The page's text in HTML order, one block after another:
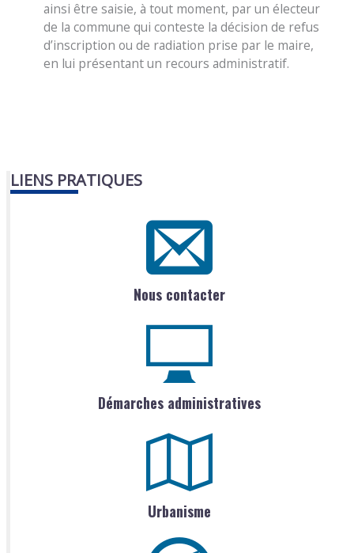
ainsi être saisie, à tout moment, par un électeur
de la commune qui conteste la décision de refus
d’inscription ou de radiation prise par le maire,
en lui présentant un recours administratif.
LIENS PRATIQUES
Nous contacter
Démarches administratives
Urbanisme